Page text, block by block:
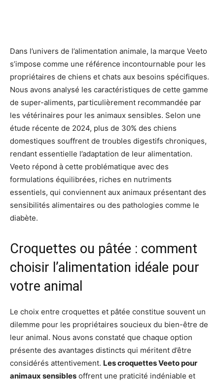
Dans l’univers de l’alimentation animale, la marque Veeto
s’impose comme une référence incontournable pour les
propriétaires de chiens et chats aux besoins spécifiques.
Nous avons analysé les caractéristiques de cette gamme
de super-aliments, particulièrement recommandée par
les vétérinaires pour les animaux sensibles. Selon une
étude récente de 2024, plus de 30% des chiens
domestiques souffrent de troubles digestifs chroniques,
rendant essentielle l’adaptation de leur alimentation.
Veeto répond à cette problématique avec des
formulations équilibrées, riches en nutriments
essentiels, qui conviennent aux animaux présentant des
sensibilités alimentaires ou des pathologies comme le
diabète.
Croquettes ou pâtée : comment
choisir l’alimentation idéale pour
votre animal
Le choix entre croquettes et pâtée constitue souvent un
dilemme pour les propriétaires soucieux du bien-être de
leur animal. Nous avons constaté que chaque option
présente des avantages distincts qui méritent d’être
considérés attentivement. Les croquettes Veeto pour
animaux sensibles offrent une praticité indéniable et